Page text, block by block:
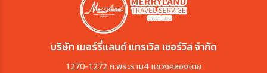
บริษัท เมอร์รี่แลนด์ แทรเวิล เซอร์วิส จำกัด
1270-1272 ถ.พระราม4 แขวงคลองเตย